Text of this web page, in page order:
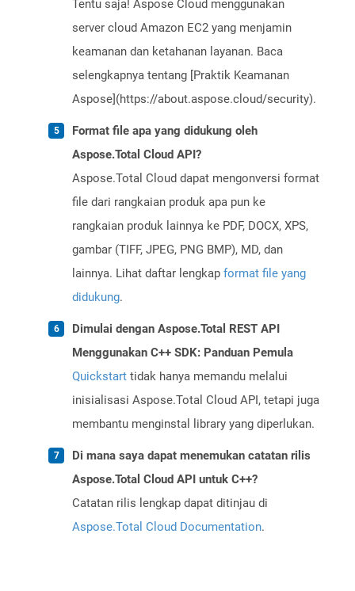
Tentu saja! Aspose Cloud menggunakan
server cloud Amazon EC2 yang menjamin
keamanan dan ketahanan layanan. Baca
selengkapnya tentang [Praktik Keamanan
Aspose](https://about.aspose.cloud/security).
Format file apa yang didukung oleh
Aspose.Total Cloud API?
Aspose.Total Cloud dapat mengonversi format
file dari rangkaian produk apa pun ke
rangkaian produk lainnya ke PDF, DOCX, XPS,
gambar (TIFF, JPEG, PNG BMP), MD, dan
lainnya. Lihat daftar lengkap format file yang
didukung.
Dimulai dengan Aspose.Total REST API
Menggunakan C++ SDK: Panduan Pemula
Quickstart tidak hanya memandu melalui
inisialisasi Aspose.Total Cloud API, tetapi juga
membantu menginstal library yang diperlukan.
Di mana saya dapat menemukan catatan rilis
Aspose.Total Cloud API untuk C++?
Catatan rilis lengkap dapat ditinjau di
Aspose.Total Cloud Documentation.